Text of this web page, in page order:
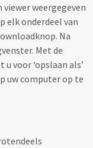
weergegeven
elk onderdeel van
Na
Met de
voor ‘opslaan als’
uw computer op te